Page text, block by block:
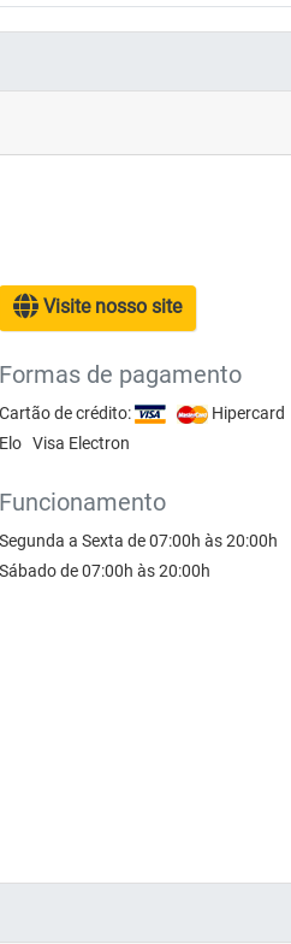
Visite nosso site
Formas de pagamento
Cartão de crédito:
Hipercard
Elo Visa Electron
Funcionamento
Segunda a Sexta de 07:00h às 20:00h
Sábado de 07:00h às 20:00h